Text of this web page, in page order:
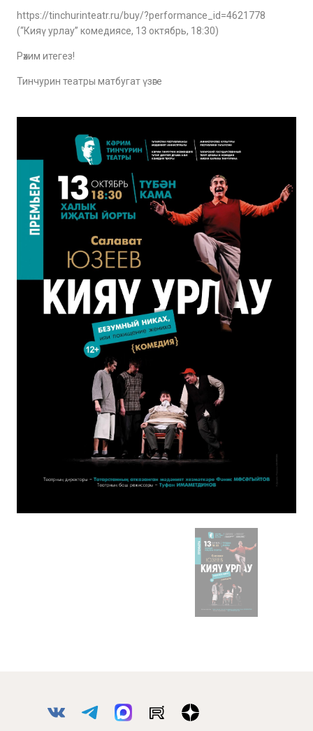
https://tinchurinteatr.ru/buy/?performance_id=4621778
(“Кияү урлау” комедиясе, 13 октябрь, 18:30)
Рәхим итегез!
Тинчурин театры матбугат үзәге